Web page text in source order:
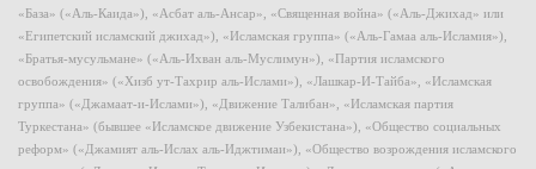
«База» («Аль-Каида»), «Асбат аль-Ансар», «Священная война» («Аль-Джихад» или
«Египетский исламский джихад»), «Исламская группа» («Аль-Гамаа аль-Исламия»),
«Братья-мусульмане» («Аль-Ихван аль-Муслимун»), «Партия исламского
освобождения» («Хизб ут-Тахрир аль-Ислами»), «Лашкар-И-Тайба», «Исламская
группа» («Джамаат-и-Ислами»), «Движение Талибан», «Исламская партия
Туркестана» (бывшее «Исламское движение Узбекистана»), «Общество социальных
реформ» («Джамият аль-Ислах аль-Иджтимаи»), «Общество возрождения исламского